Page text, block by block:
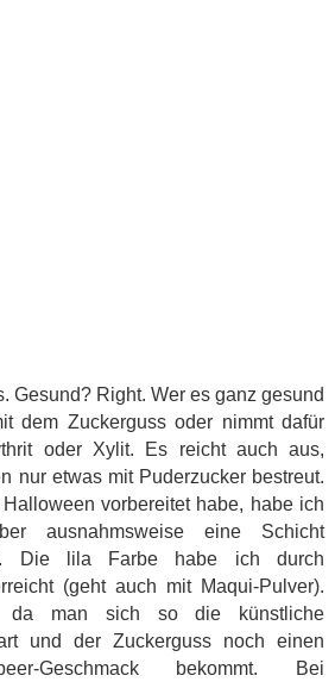
Gesund? Right. Wer es ganz gesund
dem Zuckerguss oder nimmt dafür
oder Xylit. Es reicht auch aus,
nur etwas mit Puderzucker bestreut.
vorbereitet habe, habe ich
ausnahmsweise eine Schicht
Die lila Farbe habe ich durch
(geht auch mit Maqui-Pulver).
da man sich so die künstliche
und der Zuckerguss noch einen
Geschmack bekommt. Bei